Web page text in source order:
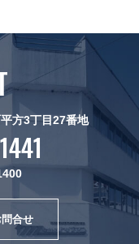
方3丁目27番地
合せ